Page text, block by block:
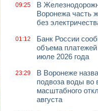
09:25
В
Воронежа часть
без
01:12
Банк России
объема
июле 2026 года
23:29
В Воронеже
подвоза воды во
масштабного
августа